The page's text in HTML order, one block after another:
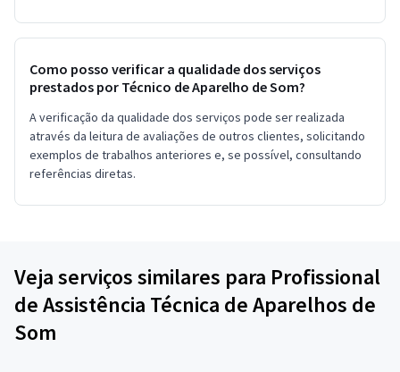
Como posso verificar a qualidade dos serviços
prestados por Técnico de Aparelho de Som?
A verificação da qualidade dos serviços pode ser realizada
através da leitura de avaliações de outros clientes, solicitando
exemplos de trabalhos anteriores e, se possível, consultando
referências diretas.
Veja serviços similares para Profissional
de Assistência Técnica de Aparelhos de
Som